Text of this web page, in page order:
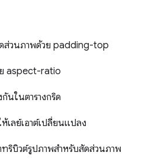
ดส่วนภาพด้วย padding-top
aspect-ratio
นในตารางกริด
เลย์เอาต์เปลี่ยนแปลง
ริบิวต์รูปภาพสำหรับสัดส่วนภาพ